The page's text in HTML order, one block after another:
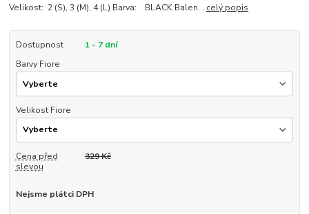
Velikost: 2 (S), 3 (M), 4 (L) Barva: BLACK Balen... celý popis
Dostupnost
1 - 7 dní
Barvy Fiore
Velikost Fiore
Cena před
slevou
329 Kč
Nejsme plátci DPH